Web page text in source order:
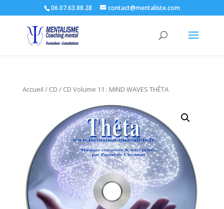
06.07.63.88.28 contact@mentaliste.com
Accueil / CD / CD Volume 11 : MIND WAVES THÊTA